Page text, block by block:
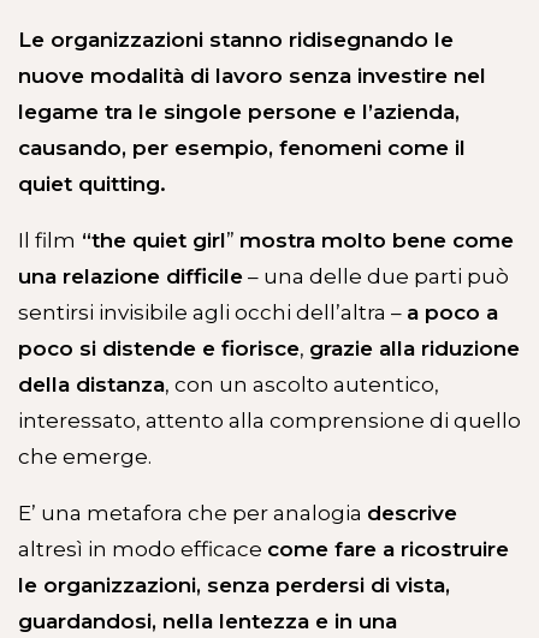
Le organizzazioni stanno ridisegnando le
nuove modalità di lavoro senza investire nel
legame tra le singole persone e l’azienda,
causando, per esempio, fenomeni come il
quiet quitting.
Il film “the quiet girl” mostra molto bene come
una relazione difficile – una delle due parti può
sentirsi invisibile agli occhi dell’altra – a poco a
poco si distende e fiorisce, grazie alla riduzione
della distanza, con un ascolto autentico,
interessato, attento alla comprensione di quello
che emerge.
E’ una metafora che per analogia descrive
altresì in modo efficace come fare a ricostruire
le organizzazioni, senza perdersi di vista,
guardandosi, nella lentezza e in una